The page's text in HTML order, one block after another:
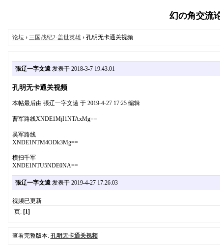
幻の角交流
论坛› 三国战纪2·盖世英雄› 孔明无卡通关视频
張辽一字文遠发表于 2018-3-7 19:43:01
孔明无卡通关视频
本帖最后由 張辽一字文遠 于 2019-4-27 17:25 编辑
曹军路线XNDE1MjI1NTAxMg==
吴军路线
XNDE1NTM4ODk3Mg==
横扫千军
XNDE1NTU5NDE0NA==
張辽一字文遠发表于 2019-4-27 17:26:03
视频已更新
页: [1]
查看完整版本: 孔明无卡通关视频